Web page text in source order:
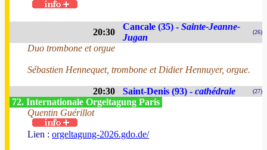
20:30
Cancale (35) - Sainte-Jeanne-
Jugan
(26)
Duo trombone et orgue
Sébastien Hennequet, trombone et Didier Hennuyer, orgue.
20:30 Saint-Denis (93) - cathédrale (27)
72. Internationale Orgeltagung Paris
Quentin Guérillot
Lien : orgeltagung-2026.gdo.de/